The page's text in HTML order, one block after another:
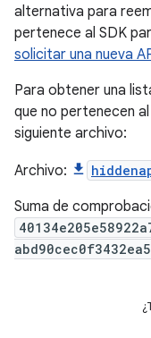
alternativa para
pertenece al SDK
solicitar una nueva
Para obtener una
que no pertenecen
siguiente archivo:
Archivo:
Suma de